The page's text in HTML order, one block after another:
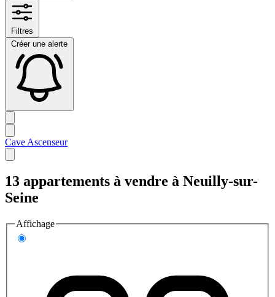
Filtres
Créer une alerte
Cave Ascenseur
13 appartements à vendre à Neuilly-sur-
Seine
Affichage